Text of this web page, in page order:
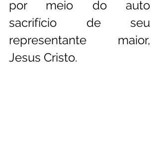
por meio do auto
sacrifício de seu
representante maior,
Jesus Cristo.